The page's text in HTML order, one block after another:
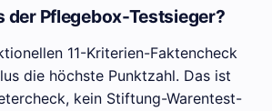
der Pflegebox-Testsieger?
11-Kriterien-Faktencheck
die höchste Punktzahl. Das ist
kein Stiftung-Warentest-